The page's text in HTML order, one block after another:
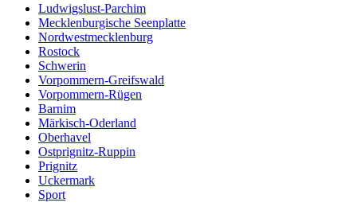
Ludwigslust-Parchim
Mecklenburgische Seenplatte
Nordwestmecklenburg
Rostock
Schwerin
Vorpommern-Greifswald
Vorpommern-Rügen
Barnim
Märkisch-Oderland
Oberhavel
Ostprignitz-Ruppin
Prignitz
Uckermark
Sport